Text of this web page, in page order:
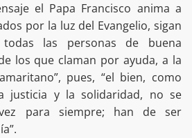
el Papa Francisco anima a
por la luz del Evangelio, sigan
las personas de buena
los que claman por ayuda, a la
pues, “el bien, como
justicia y la solidaridad, no se
para siempre; han de ser